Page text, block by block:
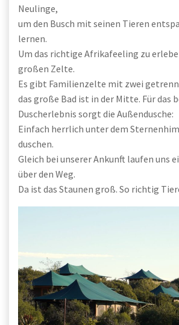
Neulinge,
um den Busch mit seinen Tieren
lernen.
Um das richtige Afrikafeeling zu
großen Zelte.
Es gibt Familienzelte mit zwei
das große Bad ist in der Mitte. Für das
Duscherlebnis sorgt die Außendusche:
Einfach herrlich unter dem
duschen.
Gleich bei unserer Ankunft laufen uns
über den Weg.
Da ist das Staunen groß. So richtig